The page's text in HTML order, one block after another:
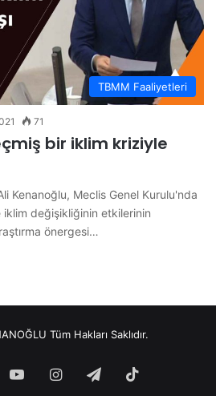
TBMM Faaliyetleri
71
bir iklim kriziyle
Kenanoğlu, Meclis Genel Kurulu'nda
iklim değişikliğinin etkilerinin
önergesi…
Tüm Hakları Saklıdır.
YouTubeInstagram
Telegram